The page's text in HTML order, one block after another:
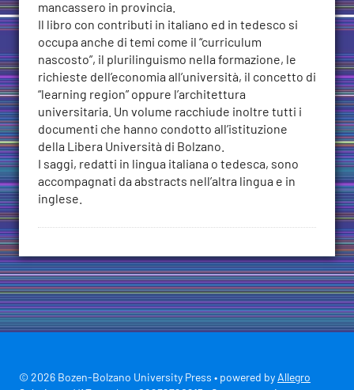
mancassero in provincia.
Il libro con contributi in italiano ed in tedesco si
occupa anche di temi come il “curriculum
nascosto”, il plurilinguismo nella formazione, le
richieste dell’economia all’università, il concetto di
“learning region” oppure l’architettura
universitaria. Un volume racchiude inoltre tutti i
documenti che hanno condotto all’istituzione
della Libera Università di Bolzano.
I saggi, redatti in lingua italiana o tedesca, sono
accompagnati da abstracts nell’altra lingua e in
inglese.
© 2026 Bozen-Bolzano University Press • powered by Allegro